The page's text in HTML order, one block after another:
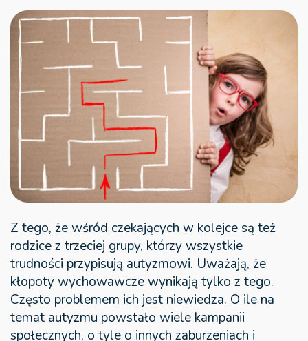
Z tego, że wśród czekających w kolejce są też
rodzice z trzeciej grupy, którzy wszystkie
trudności przypisują autyzmowi. Uważają, że
kłopoty wychowawcze wynikają tylko z tego.
Często problemem ich jest niewiedza. O ile na
temat autyzmu powstało wiele kampanii
społecznych, o tyle o innych zaburzeniach i